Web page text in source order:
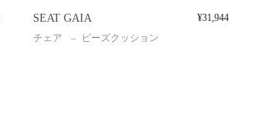
SEAT GAIA
チェア ビーズクッション
¥31,944